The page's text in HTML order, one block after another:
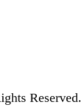
Reserved.